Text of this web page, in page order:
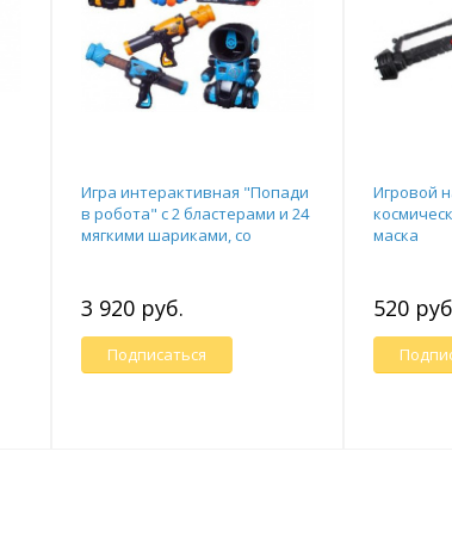
Игра интерактивная "Попади
в робота" с 2 бластерами и 24
мягкими шариками, со
3 920 руб.
Подписаться
Игровой
маска
520